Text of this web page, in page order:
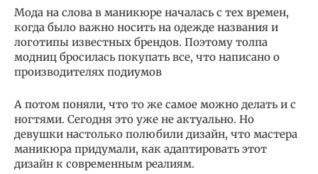
Мода на слова в маникюре началась с тех времен,
когда было важно носить на одежде названия и
логотипы известных брендов. Поэтому толпа
модниц бросилась покупать все, что написано о
производителях подиумов
А потом поняли, что то же самое можно делать и с
ногтями. Сегодня это уже не актуально. Но
девушки настолько полюбили дизайн, что мастера
маникюра придумали, как адаптировать этот
дизайн к современным реалиям.